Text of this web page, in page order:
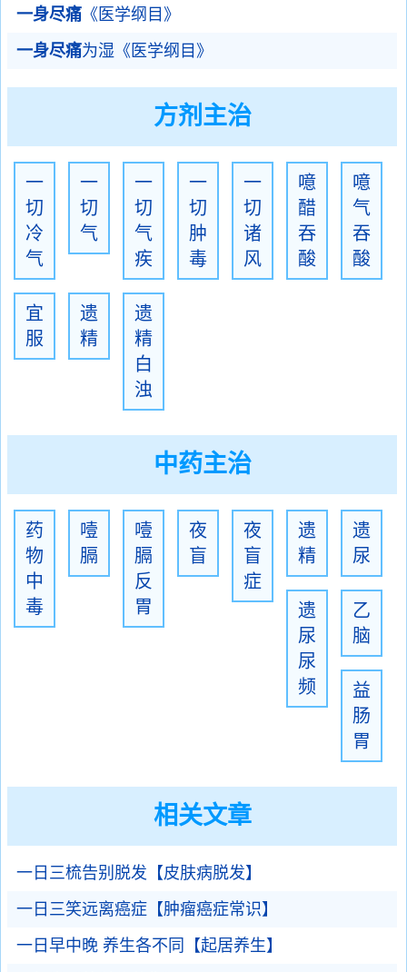
一身尽痛 《医学纲目》
一身尽痛为湿《医学纲目》
方剂主治
一
切
冷
气
一
切
气
一
切
气
疾
一
切
肿
毒
一
切
诸
风
噫
醋
吞
酸
噫
气
吞
酸
宜
服
遗
精
遗
精
白
浊
中药主治
药
物
中
毒
噎
膈
噎
膈
反
胃
夜
盲
夜
盲
症
遗
精
遗
尿
遗
尿
尿
频
乙
脑
益
肠
胃
相关文章
一日三梳告别脱发【皮肤病脱发】
一日三笑远离癌症【肿瘤癌症常识】
一日早中晚 养生各不同【起居养生】